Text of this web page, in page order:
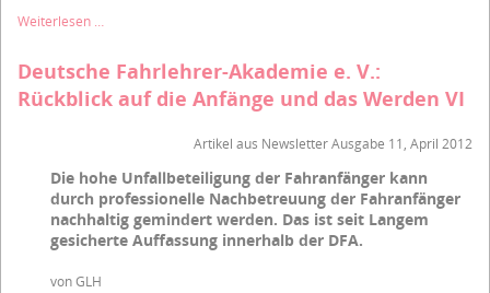
Weiterlesen …
Akademie
e.
V.:
Anfänge
und
das
Werden
Deutsche Fahrlehrer-Akademie e. V.:
Rückblick auf die Anfänge und das Werden VI
Artikel aus Newsletter Ausgabe 11, April 2012
Die hohe Unfallbeteiligung der Fahranfänger kann
durch professionelle Nachbetreuung der Fahranfänger
nachhaltig gemindert werden. Das ist seit Langem
gesicherte Auffassung innerhalb der DFA.
von GLH